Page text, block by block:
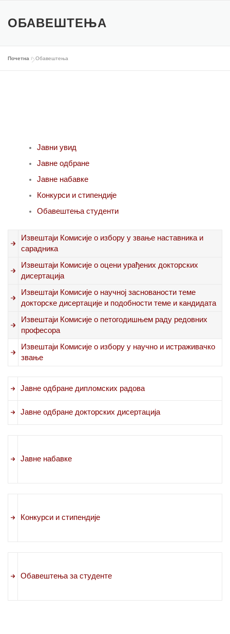
ОБАВЕШТЕЊА
Почетна »Обавештења
Јавни увид
Јавне одбране
Јавне набавке
Конкурси и стипендије
Обавештења студенти
Извештаји Комисије о избору у звање наставника и
сарадника
Извештаји Комисије о оцени урађених докторских
дисертација
Извештаји Комисије о научној заснованости теме
докторске дисертације и подобности теме и кандидата
Извештаји Комисије о петогодишњем раду редовних
професора
Извештаји Комисије о избору у научно и истраживачко
звање
Јавне одбране дипломских радова
Јавне одбране докторских дисертација
Јавне набавке
Конкурси и стипендије
Обавештења за студенте